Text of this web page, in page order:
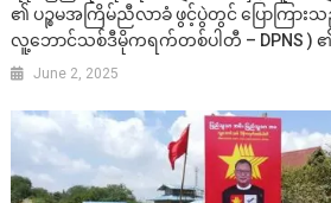
၏ ပဉ္စမအကြိမ်ညီလာခံ ဖွင့်ပွဲတွင် ပြောကြားသ
လူ့ဘောင်သစ်ဒီမိုကရက်တစ်ပါတီ – DPNS )
June 2, 2025